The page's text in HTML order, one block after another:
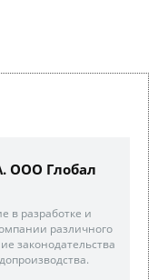
ООО Глобал
в разработке и
различного
законодательства